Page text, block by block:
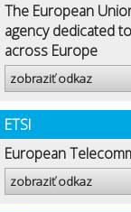
The European
agency dedicated
across Europe
zobraziť odkaz
ETSI
European
zobraziť odkaz